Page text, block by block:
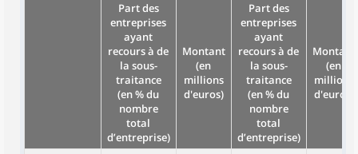
Part des
entreprises
ayant
recours à de
la sous-
traitance
(en % du
nombre
total
d’entreprise)
Montant
(en
millions
d'euros)
Part des
entreprises
ayant
recours à de
la sous-
traitance
(en % du
nombre
total
d’entreprise)
Montant
(en
millions
d'euros)